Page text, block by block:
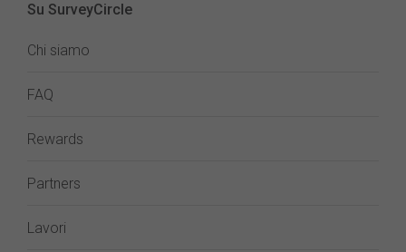
Su SurveyCircle
Chi siamo
FAQ
Rewards
Partners
Lavori